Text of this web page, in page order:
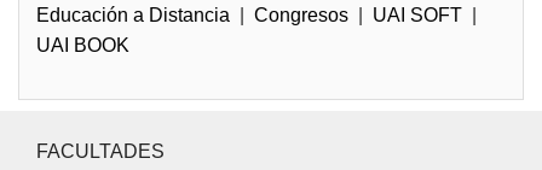
Educación a Distancia |Congresos UAI SOFT
UAI BOOK
FACULTADES